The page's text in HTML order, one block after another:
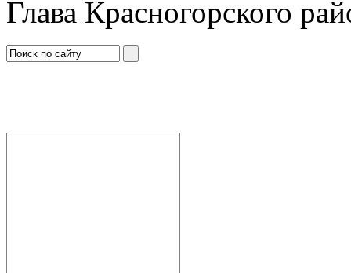
Глава Красногорского